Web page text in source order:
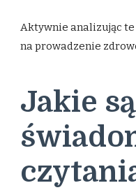
Aktywnie analizując te
na prowadzenie
Jakie